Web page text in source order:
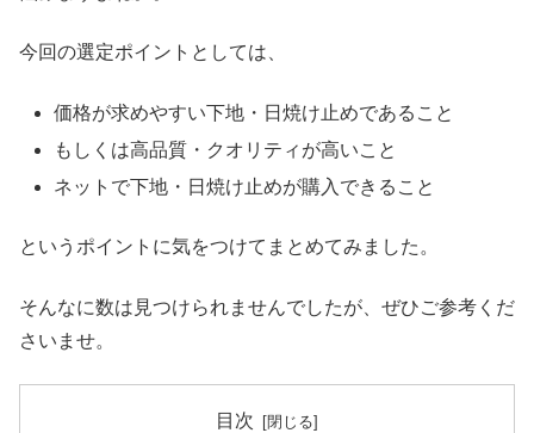
今回の選定ポイントとしては、
価格が求めやすい下地・日焼け止めであること
もしくは高品質・クオリティが高いこと
ネットで下地・日焼け止めが購入できること
というポイントに気をつけてまとめてみました。
そんなに数は見つけられませんでしたが、ぜひご参考くだ
さいませ。
目次